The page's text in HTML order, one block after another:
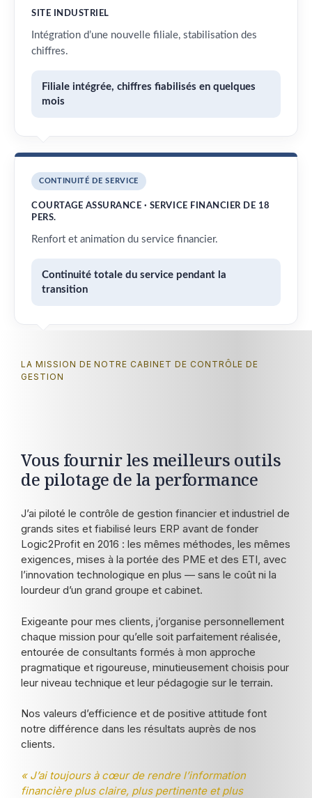
SITE INDUSTRIEL
Intégration d’une nouvelle filiale, stabilisation des
chiffres.
Filiale intégrée, chiffres fiabilisés en quelques
mois
CONTINUITÉ DE SERVICE
COURTAGE ASSURANCE · SERVICE FINANCIER DE 18
PERS.
Renfort et animation du service financier.
Continuité totale du service pendant la
transition
LA MISSION DE NOTRE CABINET DE CONTRÔLE DE
GESTION
Vous fournir les meilleurs outils
de pilotage de la performance
J’ai piloté le contrôle de gestion financier et industriel de
grands sites et fiabilisé leurs ERP avant de fonder
Logic2Profit en 2016 : les mêmes méthodes, les mêmes
exigences, mises à la portée des PME et des ETI, avec
l’innovation technologique en plus — sans le coût ni la
lourdeur d’un grand groupe et cabinet.
Exigeante pour mes clients, j’organise personnellement
chaque mission pour qu’elle soit parfaitement réalisée,
entourée de consultants formés à mon approche
pragmatique et rigoureuse, minutieusement choisis pour
leur niveau technique et leur pédagogie sur le terrain.
Nos valeurs d’efficience et de positive attitude font
notre différence dans les résultats auprès de nos
clients.
« J’ai toujours à cœur de rendre l’information
financière plus claire, plus pertinente et plus